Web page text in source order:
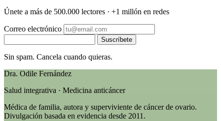
Únete a más de 500.000 lectores · +1 millón en redes
Correo electrónico
Suscríbete
Sin spam. Cancela cuando quieras.
Dra. Odile Fernández
Salud integrativa · Medicina anticáncer
Médica de familia, autora y superviviente de cáncer de ovario.
Divulgación basada en evidencia desde 2011.